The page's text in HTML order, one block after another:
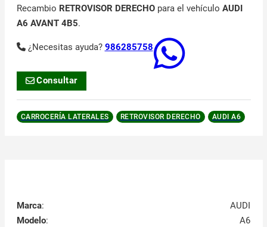
Recambio RETROVISOR DERECHOpara el vehículo AUDI
A6 AVANT 4B5.
¿Necesitas ayuda? 986285758
Consultar
CARROCERÍA LATERALES RETROVISOR DERECHO AUDI A6
Marca:
AUDI
Modelo:
A6